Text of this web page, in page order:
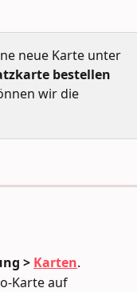
neue Karte unter
bestellen
wir die
> Karten.
Karte auf